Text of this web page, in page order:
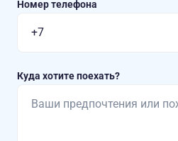
Номер телефона
Куда хотите поехать?